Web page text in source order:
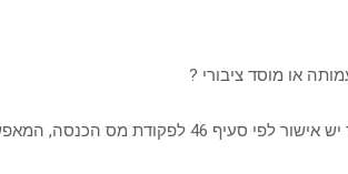
או מוסד ציבורי ?
מס הכנסה, המאפשר לקבל זיכוי בגין התרומה.